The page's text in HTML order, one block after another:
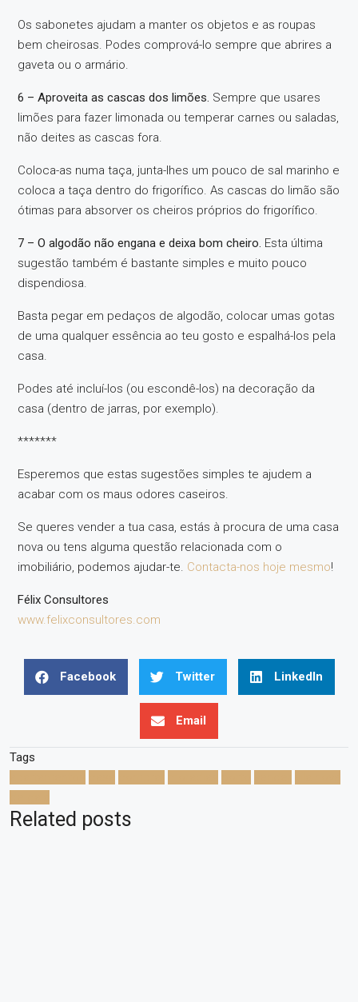
Os sabonetes ajudam a manter os objetos e as roupas
bem cheirosas. Podes comprová-lo sempre que abrires a
gaveta ou o armário.
6 – Aproveita as cascas dos limões. Sempre que usares
limões para fazer limonada ou temperar carnes ou saladas,
não deites as cascas fora.
Coloca-as numa taça, junta-lhes um pouco de sal marinho e
coloca a taça dentro do frigorífico. As cascas do limão são
ótimas para absorver os cheiros próprios do frigorífico.
7 – O algodão não engana e deixa bom cheiro. Esta última
sugestão também é bastante simples e muito pouco
dispendiosa.
Basta pegar em pedaços de algodão, colocar umas gotas
de uma qualquer essência ao teu gosto e espalhá-los pela
casa.
Podes até incluí-los (ou escondê-los) na decoração da
casa (dentro de jarras, por exemplo).
*******
Esperemos que estas sugestões simples te ajudem a
acabar com os maus odores caseiros.
Se queres vender a tua casa, estás à procura de uma casa
nova ou tens alguma questão relacionada com o
imobiliário, podemos ajudar-te. Contacta-nos hoje mesmo!
Félix Consultores
www.felixconsultores.com
Facebook Twitter LinkedIn
Email
Tags
Related posts